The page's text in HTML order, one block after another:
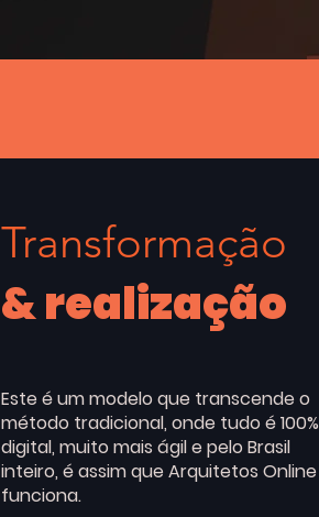
Transformação
& realização
Este é um modelo que transcende o
método tradicional, onde tudo é 100%
digital, muito mais ágil e pelo Brasil
inteiro, é assim que Arquitetos Online
funciona.